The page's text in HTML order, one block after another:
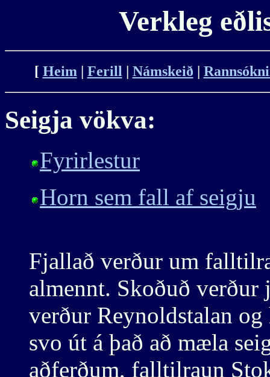
Verkleg
[ Heim| Ferill| Námskeið
Seigja vökva:
Fyrirlestur
Horn sem fall af seigju
Fjallað verður um
almennt. Skoðuð
verður Reynoldstalan
svo út á það að mæla
aðferðum, falltilraun